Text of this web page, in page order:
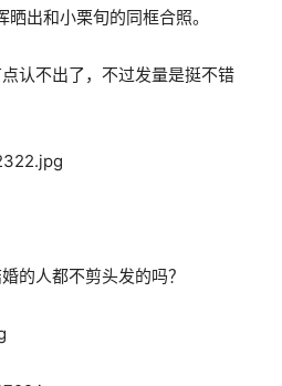
出和小栗旬的同框合照。
认不出了，不过发量是挺不错
的人都不剪头发的吗？